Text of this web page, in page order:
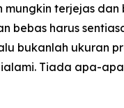
terjejas
bebas harus
bukanlah ukuran
Tiada apa-